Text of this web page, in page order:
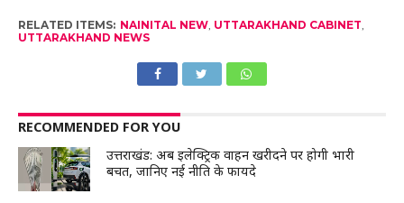
RELATED ITEMS: NAINITAL NEW, UTTARAKHAND CABINET,
UTTARAKHAND NEWS
RECOMMENDED FOR YOU
उत्तराखंड: अब इलेक्ट्रिक वाहन खरीदने पर होगी भारी
बचत, जानिए नई नीति के फायदे